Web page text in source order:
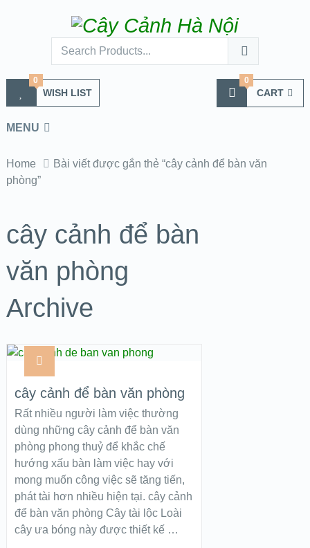
WISH LIST
0
CART
0
MENU
Home
Bài viết được gắn thẻ “cây cảnh để bàn văn
phòng”
cây cảnh để bàn
văn phòng
Archive
cây cảnh để bàn văn phòng
Rất nhiều người làm việc thường
dùng những cây cảnh để bàn văn
phòng phong thuỷ để khắc chế
hướng xấu bàn làm việc hay với
mong muốn công việc sẽ tăng tiến,
phát tài hơn nhiều hiện tại. cây cảnh
để bàn văn phòng Cây tài lộc Loài
cây ưa bóng này được thiết kế …